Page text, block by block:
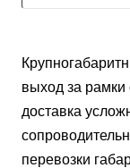
выход за рамки
доставка
перевозки